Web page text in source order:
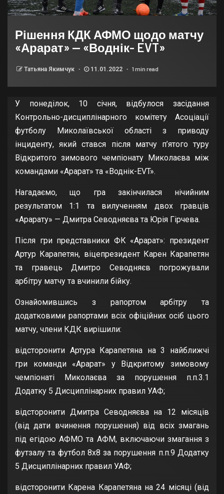
Рішення КДК АФМО щодо матчу
«Арарат» — «Воднік- EVT»
Татьяна Якимчук 11.01.2022 1 min read
У понеділок, 10 січня, відбулося засідання
Контрольно-дисциплінарного комітету Асоціації
футболу Миколаївської області з приводу
інциденту, який стався після матчу п’ятого туру
Відкритого зимового чемпіонату Миколаєва між
командами «Арарат» та «Воднік-EVT».
Нагадаємо, що гра закінчилася нічийним
результатом 1:1 та вилученням двох гравців
«Арарату» — Дмитра Севодняєва та Юрія Гірчева.
Після гри представники ФК «Арарат»: президент
Артур Карапетян, віцепрезидент Карен Карапетян
та гравець Дмитро Севодняєв погрожували
арбітру матчу та вчинили бійку.
Ознайомившись з рапортом арбітру та
додатковими рапортами всіх офіційних осіб цього
матчу, члени КДК вирішили:
відсторонити Артура Карапетяна на 3 найближчі
гри команди «Арарат» у Відкритому зимовому
чемпіонаті Миколаєва за порушення п.п.3.1
Додатку 5 Дисциплінарних правил УАФ;
відсторонити Дмитра Севодняєва на 12 місяців
(від дати вчинення порушення) від всіх змагань
під егідою АФМО та АФМ, включаючи змагання з
футзалу та футбол 8х8 за порушення п.п.9 Додатку
5 Дисциплінарних правил УАФ;
відсторонити Карена Карапетяна на 24 місяці (від